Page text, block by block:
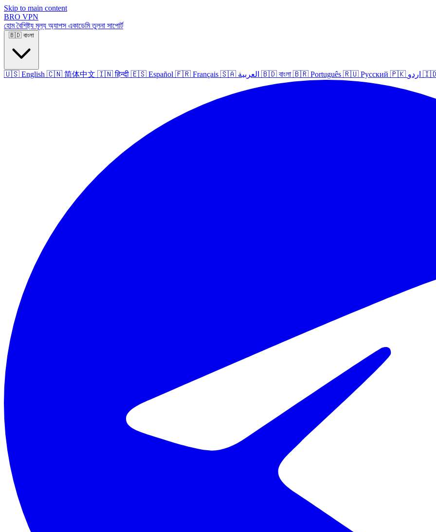
Skip to main content
BRO VPN
হোমবৈশিষ্ট্য মূল্য অ্যাপসএকাডেমিতুলনা সাপোর্ট
🇧🇩 বাংলা
🇺🇸 English 🇨🇳 简体中文 🇮🇳 हिन्दी 🇪🇸 Español 🇫🇷 Français 🇸🇦 العربية 🇧🇩 বাংলা 🇧🇷 Português 🇷🇺 Русский 🇵🇰 اردو